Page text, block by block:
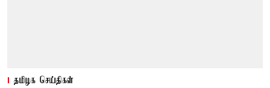
தமிழக செய்திகள்